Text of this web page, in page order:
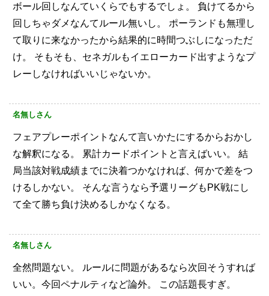
ボール回しなんていくらでもするでしょ。
負けてるから
回しちゃダメなんてルール無いし。
ポーランドも無理し
て取りに来なかったから結果的に時間つぶしになっただ
け。
そもそも、セネガルもイエローカード出すようなプ
レーしなければいいじゃないか。
名無しさん
フェアプレーポイントなんて言いかたにするからおかし
な解釈になる。
累計カードポイントと言えばいい。
結
局当該対戦成績までに決着つかなければ、何かで差をつ
けるしかない。
そんな言うなら予選リーグもPK戦にし
て全て勝ち負け決めるしかなくなる。
名無しさん
全然問題ない。
ルールに問題があるなら次回そうすれば
いい。今回ペナルティなど論外。
この話題長すぎ。